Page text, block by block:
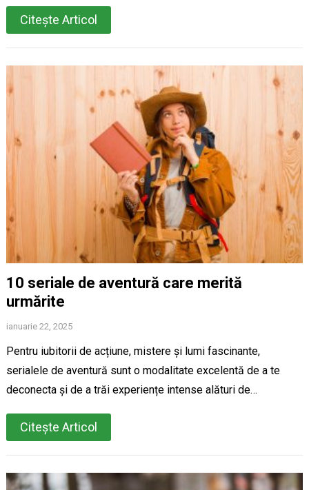
Citește Articol
10 seriale de aventură care merită
urmărite
ianuarie 22, 2025
Pentru iubitorii de acțiune, mistere și lumi fascinante,
serialele de aventură sunt o modalitate excelentă de a te
deconecta și de a trăi experiențe intense alături de…
Citește Articol